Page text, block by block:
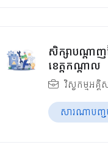
សិក្សាបណ្តា
ខេត្តកណ្ដាល
វិស្វកម្មអគ្
សារណាបញ្ចប់